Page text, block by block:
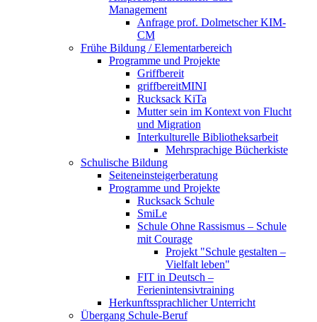
Management
Anfrage prof. Dolmetscher KIM-
CM
Frühe Bildung / Elementarbereich
Programme und Projekte
Griffbereit
griffbereitMINI
Rucksack KiTa
Mutter sein im Kontext von Flucht
und Migration
Interkulturelle Bibliotheksarbeit
Mehrsprachige Bücherkiste
Schulische Bildung
Seiteneinsteigerberatung
Programme und Projekte
Rucksack Schule
SmiLe
Schule Ohne Rassismus – Schule
mit Courage
Projekt "Schule gestalten –
Vielfalt leben"
FIT in Deutsch –
Ferienintensivtraining
Herkunftssprachlicher Unterricht
Übergang Schule-Beruf